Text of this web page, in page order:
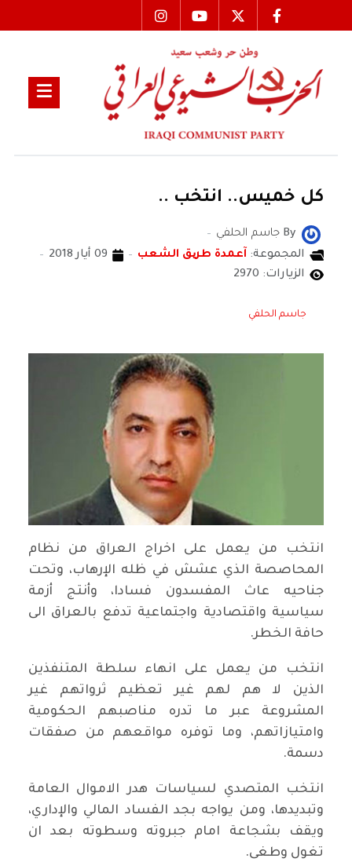
كل خميس.. انتخب ..
By جاسم الحلفي
المجموعة: آعمدة طریق الشعب
09 أيار 2018
الزيارات: 2970
جاسم الحلفي
انتخب من يعمل على اخراج العراق من نظام
المحاصصة الذي عشش في ظله الإرهاب، وتحت
جناحيه عاث المفسدون فسادا، وأنتج أزمة
سياسية واقتصادية واجتماعية تدفع بالعراق الى
حافة الخطر.
انتخب من يعمل على انهاء سلطة المتنفذين
الذين لا هم لهم غير تعظيم ثرواتهم غير
المشروعة عبر ما تدره مناصبهم الحكومية
وامتيازاتهم، وما توفره مواقعهم من صفقات
دسمة.
انتخب المتصدي لسياسات هدر الاموال العامة
وتبديدها، ومن يواجه بجد الفساد المالي والإداري،
ويقف بشجاعة امام جبروته وسطوته بعد ان
تغول وطغى.